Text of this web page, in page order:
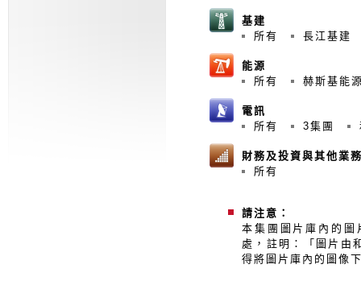
基建
所有
長江基建
能源
所有
赫斯基能
電訊
所有
3集團
財務及投資與其他業
所有
請注意：
本集團圖片庫內的圖
處，註明：「圖片由
得將圖片庫內的圖像